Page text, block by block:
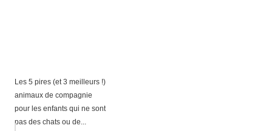
Les 5 pires (et 3 meilleurs !)
animaux de compagnie
pour les enfants qui ne sont
pas des chats ou de...